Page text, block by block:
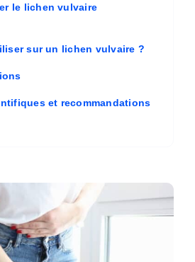
le lichen vulvaire
sur un lichen vulvaire ?
et recommandations